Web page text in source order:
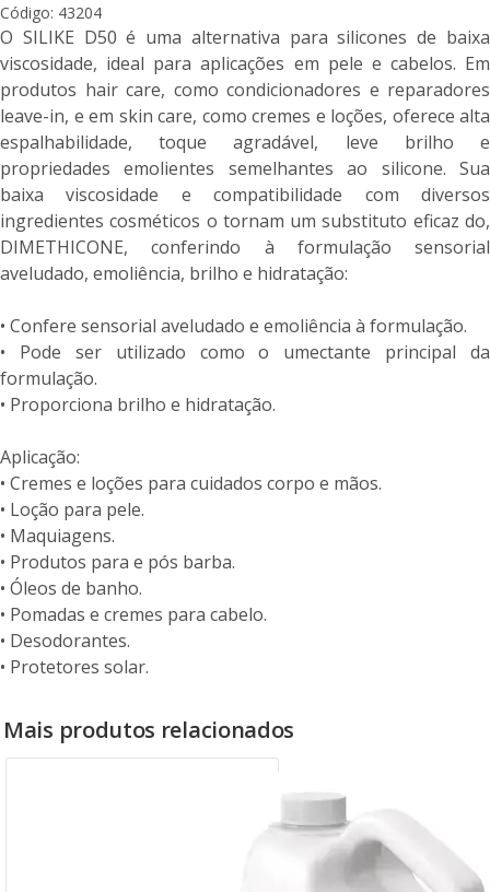
Código: 43204
O SILIKE D50 é uma alternativa para silicones de baixa
viscosidade, ideal para aplicações em pele e cabelos. Em
produtos hair care, como condicionadores e reparadores
leave-in, e em skin care, como cremes e loções, oferece alta
espalhabilidade, toque agradável, leve brilho e
propriedades emolientes semelhantes ao silicone. Sua
baixa viscosidade e compatibilidade com diversos
ingredientes cosméticos o tornam um substituto eficaz do,
DIMETHICONE, conferindo à formulação sensorial
aveludado, emoliência, brilho e hidratação:
• Confere sensorial aveludado e emoliência à formulação.
• Pode ser utilizado como o umectante principal da
formulação.
• Proporciona brilho e hidratação.
Aplicação:
• Cremes e loções para cuidados corpo e mãos.
• Loção para pele.
• Maquiagens.
• Produtos para e pós barba.
• Óleos de banho.
• Pomadas e cremes para cabelo.
• Desodorantes.
• Protetores solar.
Mais produtos relacionados